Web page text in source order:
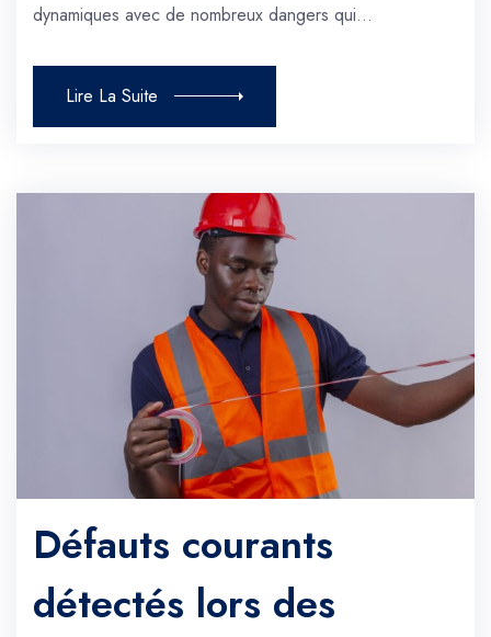
dynamiques avec de nombreux dangers qui…
Lire La Suite
Défauts courants
détectés lors des